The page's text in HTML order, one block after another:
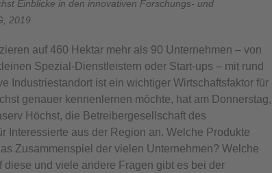
Einblicke in den innovativen Forschungs- und
2019
auf 460 Hektar mehr als 90 Unternehmen – von
Spezial-Dienstleistern oder Start-ups – mit rund
Industriestandort ist ein wichtiger Wirtschaftsfaktor für
genauer kennenlernen möchte, hat am Donnerstag,
Höchst, die Betreibergesellschaft des
Interessierte aus der Region an. Welche Produkte
Zusammenspiel der vielen Unternehmen? Welche
und viele andere Fragen gibt es bei der